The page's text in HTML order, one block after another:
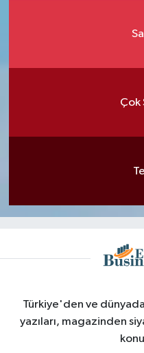
Çok
Türkiye'den ve
yazıları, magazinden